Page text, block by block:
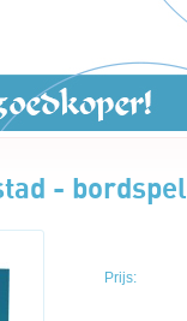
- bordspel
Prijs: